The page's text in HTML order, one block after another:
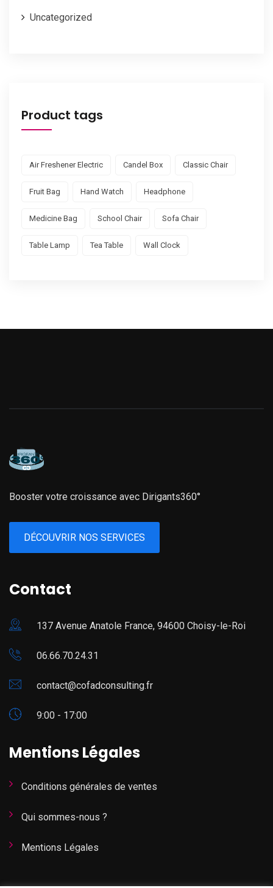
Uncategorized
Product tags
Air Freshener Electric Candel Box Classic Chair
Fruit Bag Hand Watch Headphone
Medicine Bag School Chair Sofa Chair
Table Lamp Tea Table Wall Clock
Booster votre croissance avec Dirigants360°
DÉCOUVRIR NOS SERVICES
Contact
137 Avenue Anatole France, 94600 Choisy-le-Roi
06.66.70.24.31
contact@cofadconsulting.fr
9:00 - 17:00
Mentions Légales
Conditions générales de ventes
Qui sommes-nous ?
Mentions Légales